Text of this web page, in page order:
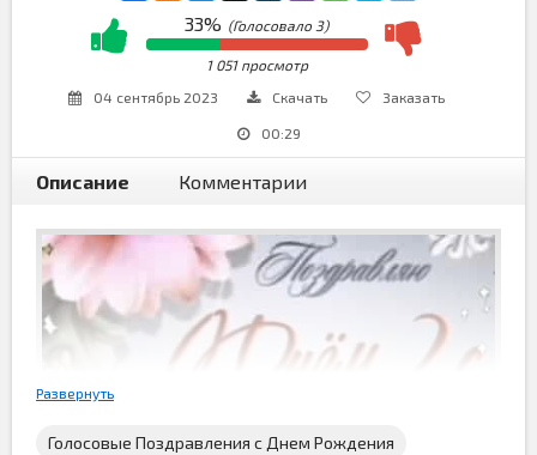
33% (Голосовало 3)
1 051 просмотр
04 сентябрь 2023
Скачать Заказать
00:29
Описание Комментарии
Развернуть
Голосовые Поздравления с Днем Рождения